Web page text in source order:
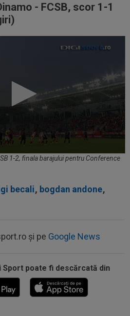
- FCSB, scor 1-1
1-2, finala barajului pentru Conference
becali, bogdan andone,
și pe Google News
Sport poate fi descărcată din
Naum, reacția serii după ce
negocierile cu CFR...